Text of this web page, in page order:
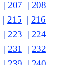
| 207 | 208
| 215 | 216
| 223 | 224
| 231 | 232